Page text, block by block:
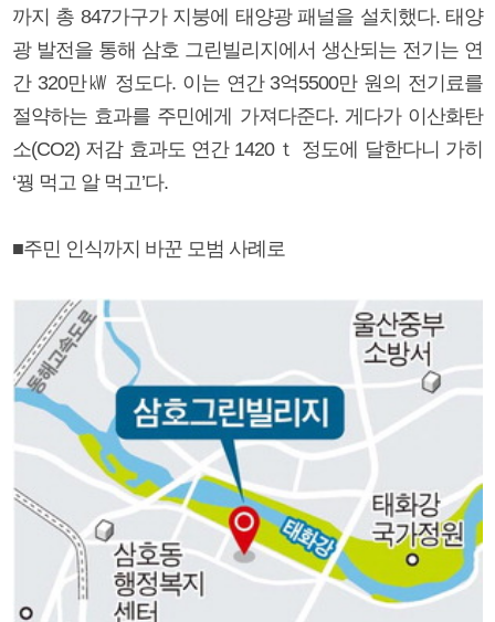
까지 총 847가구가 지붕에 태양광 패널을 설치했다. 태양
광 발전을 통해 삼호 그린빌리지에서 생산되는 전기는 연
간 320만㎾ 정도다. 이는 연간 3억5500만 원의 전기료를
절약하는 효과를 주민에게 가져다준다. 게다가 이산화탄
소(CO2) 저감 효과도 연간 1420ｔ 정도에 달한다니 가히
‘꿩 먹고 알 먹고’다.
■주민 인식까지 바꾼 모범 사례로